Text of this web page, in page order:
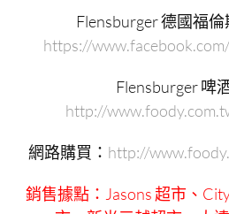
Flensburger 德國福倫
https://
Flensburger 啤
http://
網路購買： http://
銷售據點：Jasons 超市、